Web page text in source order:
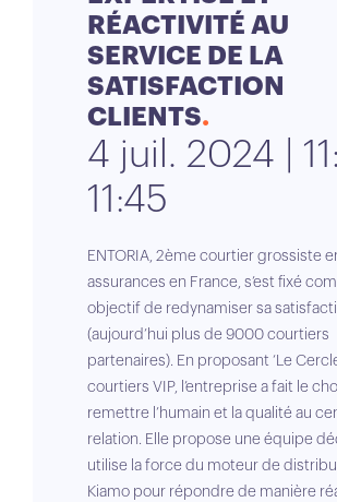
RÉACTIVITÉ AU
SERVICE DE LA
SATISFACTION
CLIENTS
4 juil. 2024 |
11:45
ENTORIA, 2ème courtier grossiste
assurances en France, s’est fixé
objectif de redynamiser sa
(aujourd’hui plus de 9000 courtiers
partenaires). En proposant ‘Le
courtiers VIP, l’entreprise a fait le
remettre l’humain et la qualité au
relation. Elle propose une équipe
utilise la force du moteur de
Kiamo pour répondre de manière